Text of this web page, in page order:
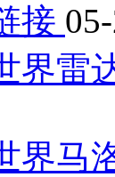
接
界雷
界马